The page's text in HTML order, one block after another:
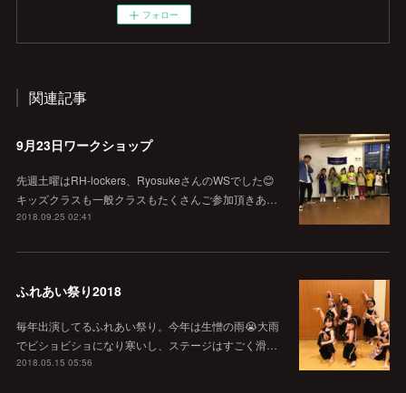
フォロー
関連記事
9月23日ワークショップ
先週土曜はRH-lockers、RyosukeさんのWSでした😊
キッズクラスも一般クラスもたくさんご参加頂きあ…
2018.09.25 02:41
ふれあい祭り2018
毎年出演してるふれあい祭り。今年は生憎の雨😭大雨
でビショビショになり寒いし、ステージはすごく滑…
2018.05.15 05:56